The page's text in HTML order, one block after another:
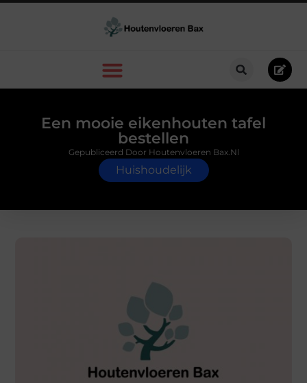
Een mooie eikenhouten tafel
bestellen
Huishoudelijk
Gepubliceerd Door Houtenvloeren Bax.nl